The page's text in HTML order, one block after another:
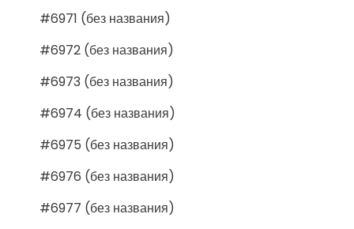
#6971 (без названия)
#6972 (без названия)
#6973 (без названия)
#6974 (без названия)
#6975 (без названия)
#6976 (без названия)
#6977 (без названия)